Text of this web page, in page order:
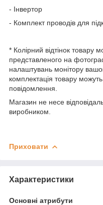
- Інвертор
- Комплект проводів для
* Колірний відтінок товару
представленого на
налаштувань монітору
комплектація товару
повідомлення.
Магазин не несе
виробником.
Приховати
Характеристики
Основні атрибути